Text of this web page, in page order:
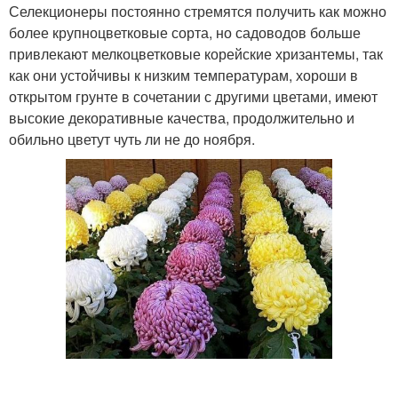
Селекционеры постоянно стремятся получить как можно
более крупноцветковые сорта, но садоводов больше
привлекают мелкоцветковые корейские хризантемы, так
как они устойчивы к низким температурам, хороши в
открытом грунте в сочетании с другими цветами, имеют
высокие декоративные качества, продолжительно и
обильно цветут чуть ли не до ноября.